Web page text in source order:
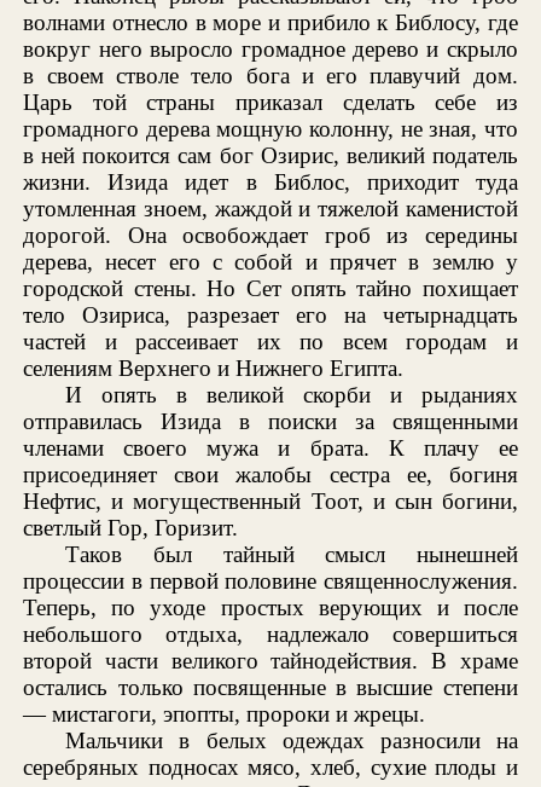
волнами отнесло в море и прибило к Библосу, где
вокруг него выросло громадное дерево и скрыло
в своем стволе тело бога и его плавучий дом.
Царь той страны приказал сделать себе из
громадного дерева мощную колонну, не зная, что
в ней покоится сам бог Озирис, великий податель
жизни. Изида идет в Библос, приходит туда
утомленная зноем, жаждой и тяжелой каменистой
дорогой. Она освобождает гроб из середины
дерева, несет его с собой и прячет в землю у
городской стены. Но Сет опять тайно похищает
тело Озириса, разрезает его на четырнадцать
частей и рассеивает их по всем городам и
селениям Верхнего и Нижнего Египта.
И опять в великой скорби и рыданиях
отправилась Изида в поиски за священными
членами своего мужа и брата. К плачу ее
присоединяет свои жалобы сестра ее, богиня
Нефтис, и могущественный Тоот, и сын богини,
светлый Гор, Горизит.
Таков был тайный смысл нынешней
процессии в первой половине священнослужения.
Теперь, по уходе простых верующих и после
небольшого отдыха, надлежало совершиться
второй части великого тайнодействия. В храме
остались только посвященные в высшие степени
— мистагоги, эпопты, пророки и жрецы.
Мальчики в белых одеждах разносили на
серебряных подносах мясо, хлеб, сухие плоды и